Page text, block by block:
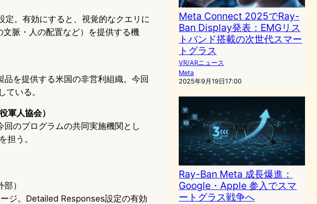
。有効にすると、視覚的なクエリに
脈・人の配置など）を提供する機
を提供する米国の非営利組織。今回
いる。
人協会）
のプログラムの共同実施機関とし
担う。
部）
ジ。Detailed Responses設定の有効
Meta Connect 2025でRay-
Ban Display発表：EMGリス
トバンド搭載の次世代スマー
トグラス
VR/ARニュース
Meta
2025年9月19日17:00
Ray-Ban Meta 成長爆進：
Google・Apple 参入でスマ
ートグラス戦争へ